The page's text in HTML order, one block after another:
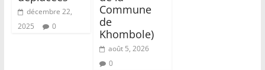
décembre 22,
2025
0
Commune
de
Khombole)
août 5, 2026
0